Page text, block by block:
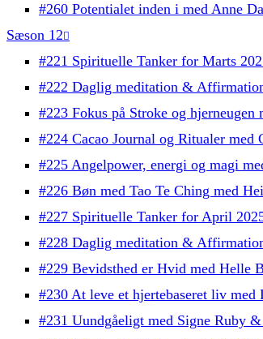
#260 Potentialet inden i med Anne
Sæson 12
#221 Spirituelle Tanker for Marts
#222 Daglig meditation &
#223 Fokus på Stroke og
#224 Cacao Journal og Ritualer med
#225 Angelpower, energi og magi
#226 Bøn med Tao Te Ching med
#227 Spirituelle Tanker for April
#228 Daglig meditation &
#229 Bevidsthed er Hvid med Helle
#230 At leve et hjertebaseret liv med
#231 Uundgåeligt med Signe Ruby